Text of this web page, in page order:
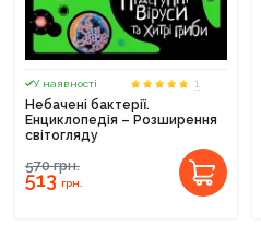
У наявності
1
Небачені бактерії.
Енциклопедія – Розширення
світогляду
570грн.
513грн.